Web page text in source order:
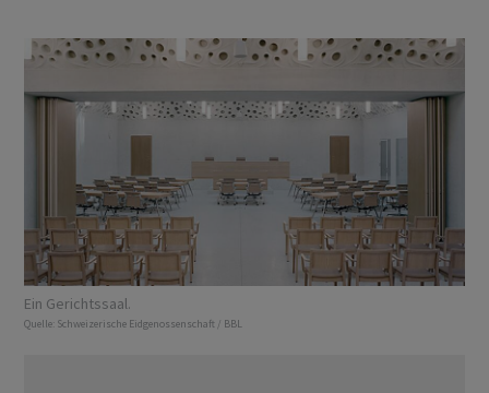
Ein Gerichtssaal.
Quelle: Schweizerische Eidgenossenschaft / BBL